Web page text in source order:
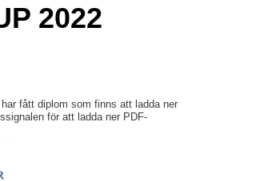
2022
fått diplom som finns att ladda ner
för att ladda ner PDF-